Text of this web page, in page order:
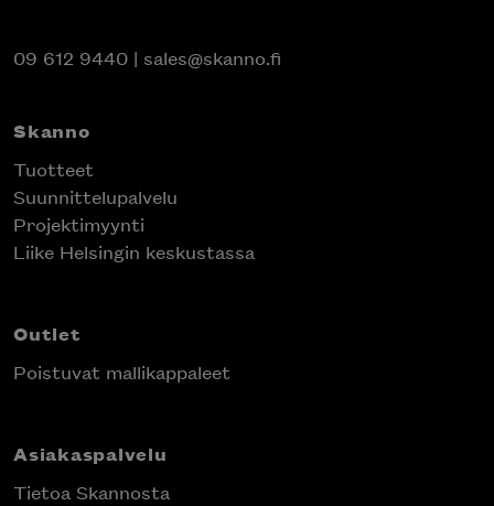
09 612 9440 | sales@skanno.fi
Skanno
Tuotteet
Suunnittelupalvelu
Projektimyynti
Liike Helsingin keskustassa
Outlet
Poistuvat mallikappaleet
Asiakaspalvelu
Tietoa Skannosta